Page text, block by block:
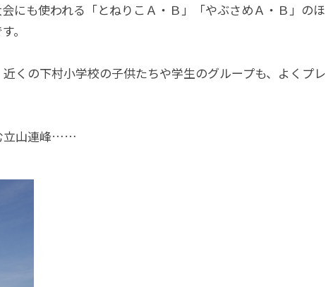
にも使われる「とねりこＡ・Ｂ」「やぶさめＡ・Ｂ」のほ
。
くの下村小学校の子供たちや学生のグループも、よくプレ
立山連峰……